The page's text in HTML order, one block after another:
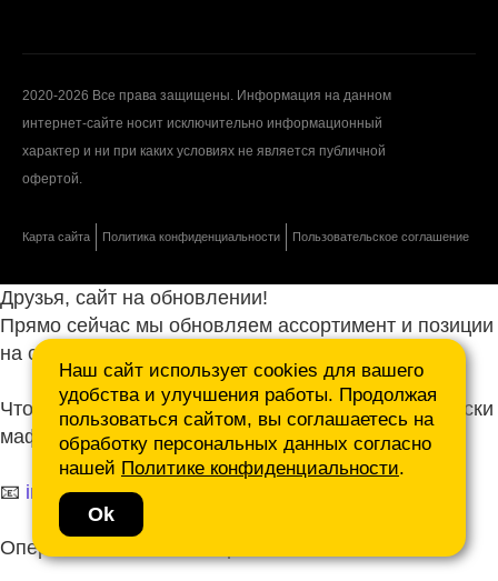
2020-2026 Все права защищены. Информация на данном
интернет-сайте носит исключительно информационный
характер и ни при каких условиях не является публичной
офертой.
Карта сайта Политика конфиденциальности Пользовательское соглашение
Наш сайт использует cookies для вашего
удобства и улучшения работы. Продолжая
пользоваться сайтом, вы соглашаетесь на
обработку персональных данных согласно
нашей Политике конфиденциальности.
Ok
Друзья, сайт на обновлении!
Прямо сейчас мы обновляем ассортимент и позиции
на сайте.
Чтобы не ждать, присылайте ваши запросы и списки
маф нам на почту.
📧 info@mafmasterfibre.ru
Оперативно ответим и просчитаем КП!